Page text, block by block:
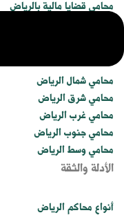
محامي قضايا مالية بالرياض
محامي شمال الرياض
محامي شرق الرياض
محامي غرب الرياض
محامي جنوب الرياض
محامي وسط الرياض
الأدلة والثقة
أنواع محاكم الرياض